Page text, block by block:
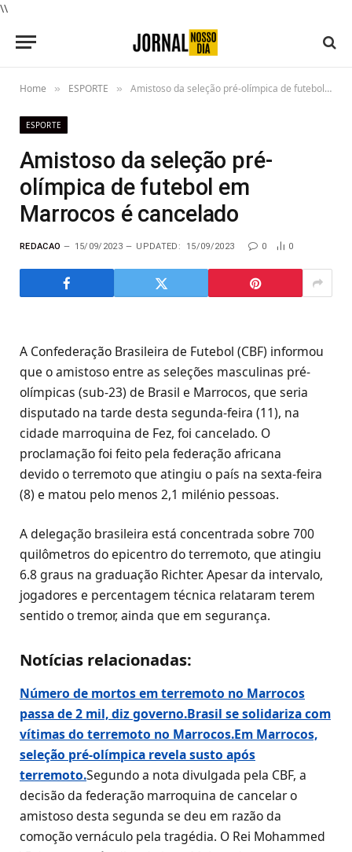
\\
Home » ESPORTE » Amistoso da seleção pré-olímpica de futebol em Marrocos é cancelado
ESPORTE
Amistoso da seleção pré-
olímpica de futebol em
Marrocos é cancelado
REDACAO 15/09/2023 UPDATED: 15/09/2023 0 0
A Confederação Brasileira de Futebol (CBF) informou
que o amistoso entre as seleções masculinas pré-
olímpicas (sub-23) de Brasil e Marrocos, que seria
disputado na tarde desta segunda-feira (11), na
cidade marroquina de Fez, foi cancelado. O
proclamação foi feito pela federação africana
devido o terremoto que atingiu o país na sexta-feira
(8) e matou pelo menos 2,1 milénio pessoas.
A delegação brasileira está concentrada sobre 700
quilômetros do epicentro do terremoto, que atingiu
6.8 graus na graduação Richter. Apesar da intervalo,
jogadores e percentagem técnica relataram terem
sentido o tremor, ainda que em segurança.
Notícias relacionadas:
Número de mortos em terremoto no Marrocos
passa de 2 mil, diz governo.Brasil se solidariza com
vítimas do terremoto no Marrocos.Em Marrocos,
seleção pré-olímpica revela susto após
terremoto.Segundo a nota divulgada pela CBF, a
decisão da federação marroquina de cancelar o
amistoso desta segunda se deu em razão da
comoção vernáculo pela tragédia. O Rei Mohammed